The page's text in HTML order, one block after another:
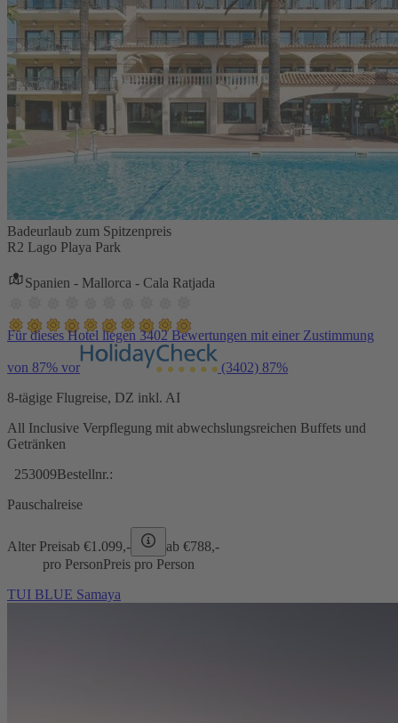
Badeurlaub zum Spitzenpreis
R2 Lago Playa Park
Spanien - Mallorca - Cala Ratjada
Für dieses Hotel liegen 3402 Bewertungen mit einer Zustimmung
von 87% vor (3402) 87%
8-tägige Flugreise, DZ inkl. AI
All Inclusive Verpflegung mit abwechslungsreichen Buffets und
Getränken
253009Bestellnr.:
Pauschalreise
Alter Preisab €1.099,- ab €788,-
pro PersonPreis pro Person
TUI BLUE Samaya